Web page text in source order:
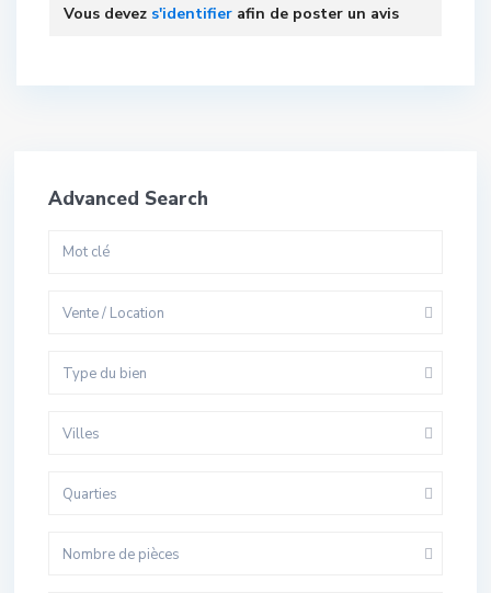
Vous devez s'identifier afin de poster un avis
Advanced Search
Vente / Location
Type du bien
Villes
Quarties
Nombre de pièces